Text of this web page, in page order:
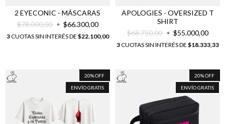
2 EYECONIC - MÁSCARAS
$78.000,00
$66.300,00
3CUOTAS SIN INTERÉS DE $22.100,00
APOLOGIES - OVERSIZED T
SHIRT
$68.750,00
$55.000,00
3CUOTAS SIN INTERÉS DE $18.333,33
20%OFF
ENVÍO GRATIS
20%OFF
ENVÍO GRATIS